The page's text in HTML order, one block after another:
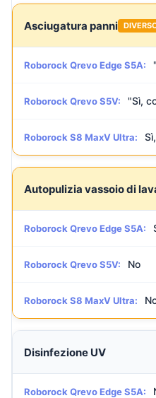
Asciugatura panni
Roborock Qrevo Edge S5A:
Roborock Qrevo S5V: "Sì,
Roborock S8 MaxV Ultra:
Autopulizia vassoio di
Roborock Qrevo Edge S5A:
Roborock Qrevo S5V: No
Roborock S8 MaxV Ultra:
Disinfezione UV
Roborock Qrevo Edge S5A: